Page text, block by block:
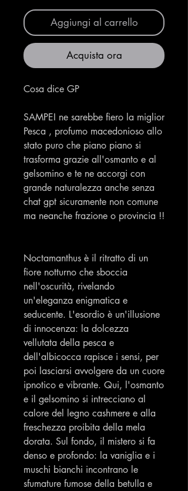
Aggiungi al carrello
Acquista ora
Cosa dice GP
SAMPEI ne sarebbe fiero la mig lior
Pesca , profumo macedonioso allo
stato puro che piano piano si
trasforma grazie all'osmanto e al
gelsomino e te ne accorgi con
grande naturalezza anche senza
chat gpt sicuramente non comune
ma neanche frazione o provincia !!
Noctamanthus è il ritratto di un
fiore notturno che sboccia
nell'oscurità, rivelando
un'eleganza enigmatica e
seducente. L'esordio è un'illusione
di innocenza: la dolcezza
vellutata della pesca e
dell'albicocca rapisce i sensi, per
poi lasciarsi avvolgere da un cuore
ipnotico e vibrante. Qui, l'osmanto
e il gelsomino si intrecciano al
calore del legno cashmere e alla
freschezza proibita della mela
dorata. Sul fondo, il mistero si fa
denso e profondo: la vaniglia e i
muschi bianchi incontrano le
sfumature fumose della betulla e